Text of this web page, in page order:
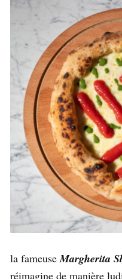
la fameuseMargherita
réimagine de manière